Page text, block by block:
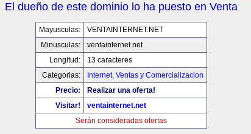
El dueño de este dominio lo ha puesto en Venta
Mayusculas:
VENTAINTERNET.NET
Minusculas:
ventainternet.net
Longitud:
13 caracteres
Categorias:
Internet, Ventas y Comercializacion
Precio:
Realizar una oferta!
Visitar!
ventainternet.net
Serán consideradas ofertas